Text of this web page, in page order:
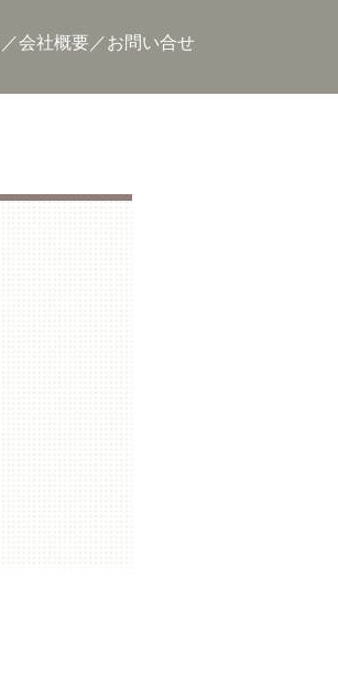
会社概要 お問い合せ